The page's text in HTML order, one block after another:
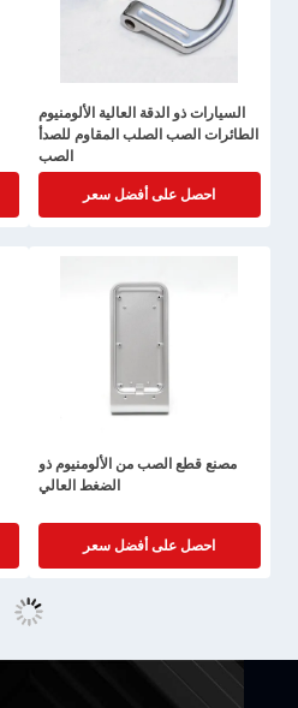
السيارات ذو الدقة العالية الألومنيوم
الطائرات الصب الصلب المقاوم للصدأ
الصب
احصل على أفضل سعر
مصنع قطع الصب من الألومنيوم ذو
الضغط العالي
احصل على أفضل سعر